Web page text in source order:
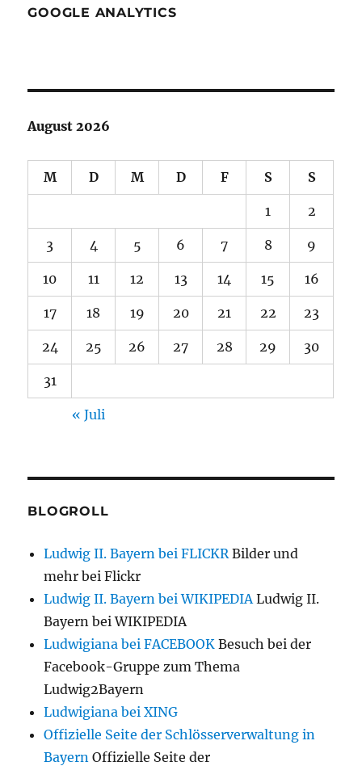
GOOGLE ANALYTICS
August 2026
M D M D F S S
1 2
3 4 5 6 7 8 9
10 11 12 13 14 15 16
17 18 19 20 21 22 23
24 25 26 27 28 29 30
31
« Juli
BLOGROLL
Ludwig II. Bayern bei FLICKR Bilder und
mehr bei Flickr
Ludwig II. Bayern bei WIKIPEDIA Ludwig II.
Bayern bei WIKIPEDIA
Ludwigiana bei FACEBOOK Besuch bei der
Facebook-Gruppe zum Thema
Ludwig2Bayern
Ludwigiana bei XING
Offizielle Seite der Schlösserverwaltung in
Bayern Offizielle Seite der